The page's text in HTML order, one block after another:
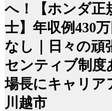
へ！【ホンダ正
士】年収例430
なし｜日々の頑
センティブ制度
場長にキャリア
川越市